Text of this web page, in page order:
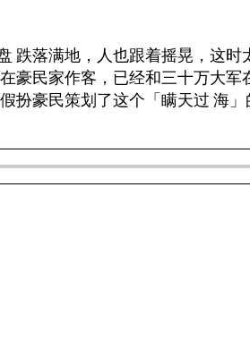
跌落满地，人也跟着摇晃，这时
豪民家作客，已经和三十万大军
扮豪民策划了这个「瞒天过 海」